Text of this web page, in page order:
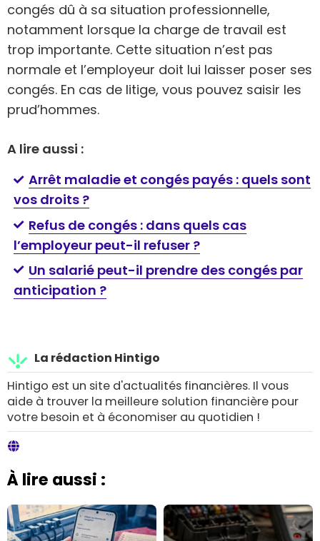
congés dû à sa situation professionnelle,
notamment lorsque la charge de travail est
trop importante. Cette situation n’est pas
normale et l’employeur doit lui laisser poser ses
congés. En cas de litige, vous pouvez saisir les
prud’hommes.
A lire aussi :
Arrêt maladie et congés payés : quels sont
vos droits ?
Refus de congés : dans quels cas
l’employeur peut-il refuser ?
Un salarié peut-il prendre des congés par
anticipation ?
La rédaction Hintigo
Hintigo est un site d'actualités financières. Il vous
aide à trouver la meilleure solution financière pour
votre besoin et à économiser au quotidien !
À lire aussi :